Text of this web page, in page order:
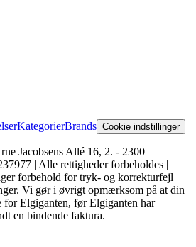
KategorierBrands Cookie indstillinger
Jacobsens Allé 16, 2. - 2300
| Alle rettigheder forbeholdes |
forbehold for tryk- og korrekturfejl
Vi gør i øvrigt opmærksom på at din
Elgiganten, før Elgiganten har
en bindende faktura.